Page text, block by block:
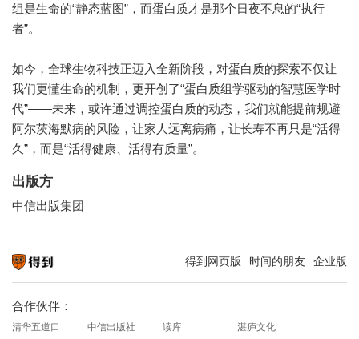
组是生命的“静态蓝图”，而蛋白质才是那个日夜不息的“执行
者”。
如今，全球生物科技正迈入全新阶段，对蛋白质的探索不仅让
我们更懂生命的机制，更开创了“蛋白质组学驱动的智慧医学时
代”——未来，或许通过调控蛋白质的动态，我们就能提前规避
阿尔茨海默病的风险，让家人远离病痛，让长寿不再只是“活得
久”，而是“活得健康、活得有质量”。
出版方
中信出版集团
得到网页版 时间的朋友 企业版
合作伙伴：
清华五道口 中信出版社 读库
湛庐文化